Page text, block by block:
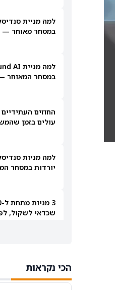
במסחר מאוחר —
במסחר המאוחר
החוזים
עולים בזמן
יורדות במסחר
שכדאי לשקול,
לקרנות סל חלל
הכי נקראות